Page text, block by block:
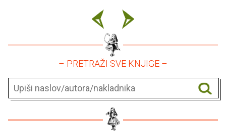
– PRETRAŽI SVE KNJIGE –